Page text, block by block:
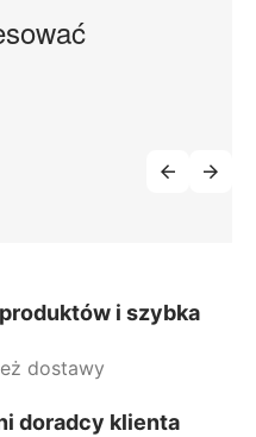
i szybka
dostawy
doradcy klienta